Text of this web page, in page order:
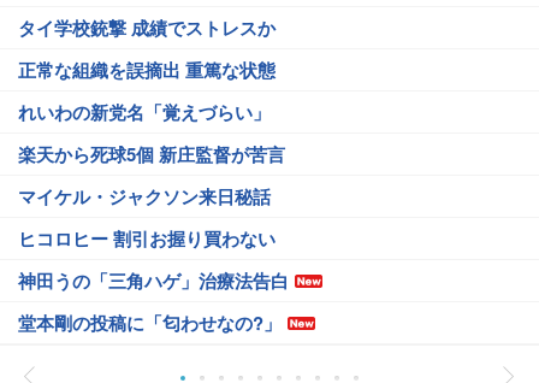
タイ学校銃撃 成績でストレスか
正常な組織を誤摘出 重篤な状態
れいわの新党名「覚えづらい」
楽天から死球5個 新庄監督が苦言
マイケル・ジャクソン来日秘話
ヒコロヒー 割引お握り買わない
神田うの「三角ハゲ」治療法告白
堂本剛の投稿に「匂わせなの?」